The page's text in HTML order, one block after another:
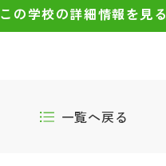
この学校の詳細情報を見る
一覧へ戻る